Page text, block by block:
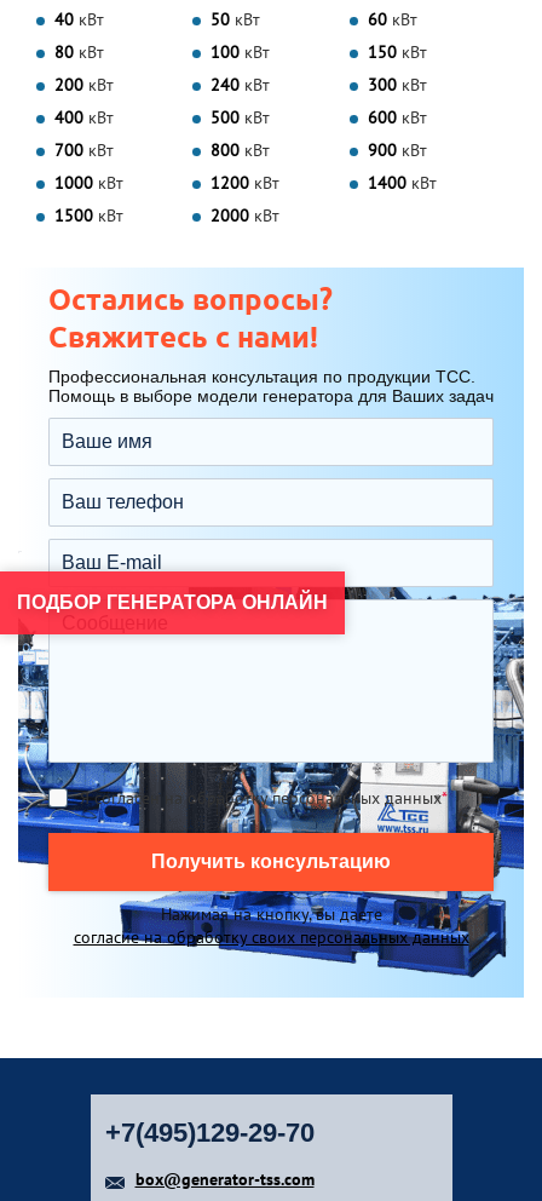
40 кВт 50 кВт 60 кВт
80 кВт 100 кВт 150 кВт
200 кВт 240 кВт 300 кВт
400 кВт 500 кВт 600 кВт
700 кВт 800 кВт 900 кВт
1000 кВт 1200 кВт 1400 кВт
1500 кВт 2000 кВт
Остались вопросы?
Свяжитесь с нами!
Профессиональная консультация по продукции ТСС.
Помощь в выборе модели генератора для Ваших задач
Я согласен на обработку персональных данных*
Получить консультацию
Нажимая на кнопку, вы даете
согласие на обработку своих персональных данных
+7(495)129-29-70
box@generator-tss.com
ПОДБОР ГЕНЕРАТОРА ОНЛАЙН